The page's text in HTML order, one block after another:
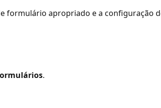
formulário apropriado e a configuração
.